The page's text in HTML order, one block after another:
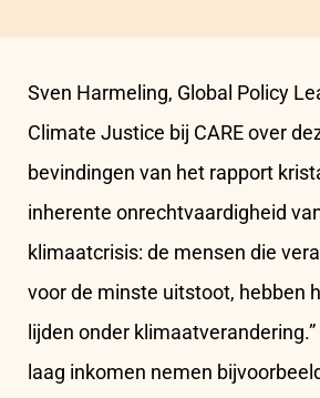
Sven Harmeling, Global Policy
Climate Justice bij CARE over
bevindingen van het rapport
inherente onrechtvaardigheid
klimaatcrisis: de mensen die
voor de minste uitstoot, hebben
lijden onder
laag inkomen nemen